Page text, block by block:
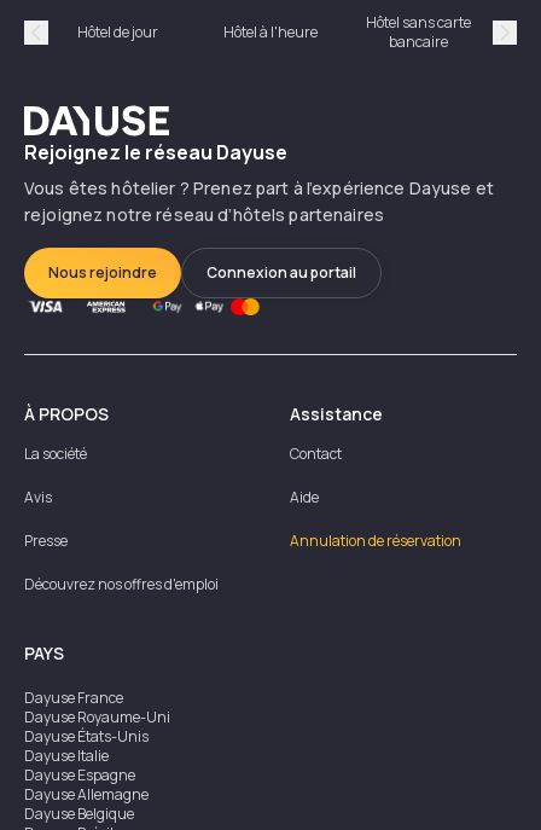
Précédent
Hôtel de jour Hôtel à l'heure
Hôtel sans carte
bancaire
Dayuse
Rejoignez le réseau Dayuse
Vous êtes hôtelier ? Prenez part à l’expérience Dayuse et
rejoignez notre réseau d’hôtels partenaires
Nous rejoindre Connexion au portail
À PROPOS
La société
Avis
Presse
Découvrez nos offres d'emploi
Assistance
Contact
Aide
Annulation de réservation
PAYS
DayuseFrance
DayuseRoyaume-Uni
DayuseÉtats-Unis
DayuseItalie
DayuseEspagne
DayuseAllemagne
DayuseBelgique